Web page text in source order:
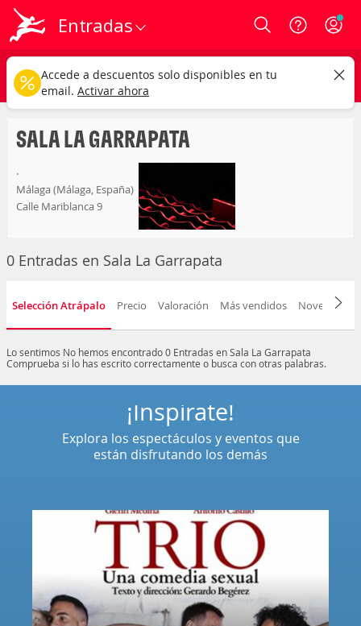
Entradas Login
sala la garrapata
Cualquier tipo Cualquier fecha
CAMBIAR
SALA LA GARRAPATA
.
Málaga (Málaga, España)
Calle Mariblanca 9
0 Entradas en Sala La Garrapata
Selección Atrápalo Precio Valoración Más vendidos Novedad
Lo sentimos No hemos encontrado 0 Entradas en Sala La Garrapata
Comprueba si lo has escrito correctamente o busca con otras palabras.
¡Inspírate!
Explora los espectáculos y eventos que
están disfrutando los demás
Accede a descuentos solo disponibles en tu
email. Activar ahora